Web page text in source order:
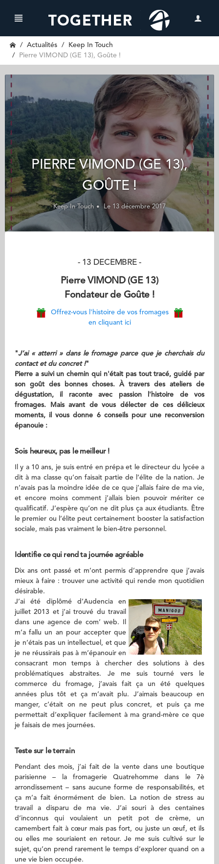
Actualités
Keep In Touch
Pierre VIMOND (GE 13), Goûte !
PIERRE VIMOND (GE 13),
GOÛTE !
Keep In Touch Le 13 décembre 2017
- 13 DECEMBRE -
Pierre VIMOND (GE 13)
Fondateur de Goûte !
Offrez-vous l'histoire de vos fromages
en cliquant ici
"J’ai « atterri » dans le fromage parce que je cherchais du
contact et du concret !"
Pierre a suivi un chemin qui n'était pas tout tracé, guidé par
son goût des bonnes choses. À travers des ateliers de
dégustation, il raconte avec passion l'histoire de vos
fromages. Mais avant de vous délecter de ces délicieux
moments, il vous donne 6 conseils pour une reconversion
épanouie :
Sois heureux, pas le meilleur !
Il y a 10 ans, je suis entré en prépa et le directeur du lycée a
dit à ma classe qu’on faisait partie de l’élite de la nation. Je
n’avais pas la moindre idée de ce que j’allais faire de ma vie,
et encore moins comment j’allais bien pouvoir mériter ce
qualificatif. J’espère qu’on ne dit plus ça aux étudiants. Être
le premier ou l’élite peut certainement booster la satisfaction
sociale, mais pas vraiment le bien-être personnel.
Identifie ce qui rend ta journée agréable
Dix ans ont passé et m’ont permis d’apprendre que j’avais
mieux à faire : trouver une activité qui rende mon quotidien
désirable.
J’ai été diplômé d’Audencia en
juillet 2013 et j’ai trouvé du travail
dans une agence de com’ web. Il
m’a fallu un an pour accepter que
je n’étais pas un intellectuel, et que
je ne réussirais pas à m’épanouir en
consacrant mon temps à chercher des solutions à des
problématiques abstraites. Je me suis tourné vers le
commerce du fromage, j’avais fait ça un été quelques
années plus tôt et ça m’avait plu. J’aimais beaucoup en
manger, c’était on ne peut plus concret, et puis ça me
permettait d’expliquer facilement à ma grand-mère ce que
je faisais de mes journées.
Teste sur le terrain
Pendant des mois, j’ai fait de la vente dans une boutique
parisienne – la fromagerie Quatrehomme dans le 7è
arrondissement – sans aucune forme de responsabilités, et
ça m’a fait énormément de bien. La notion de stress au
travail a disparu de ma vie. J’ai souri à des centaines
d’inconnus qui voulaient un petit pot de crème, un
camembert fait à cœur mais pas fort, ou juste un œuf, et ils
ou elles me souriaient en retour. Je me suis cultivé sur le
sujet, qu’on prend rarement le temps d’explorer quand on a
une vie bien occupée.